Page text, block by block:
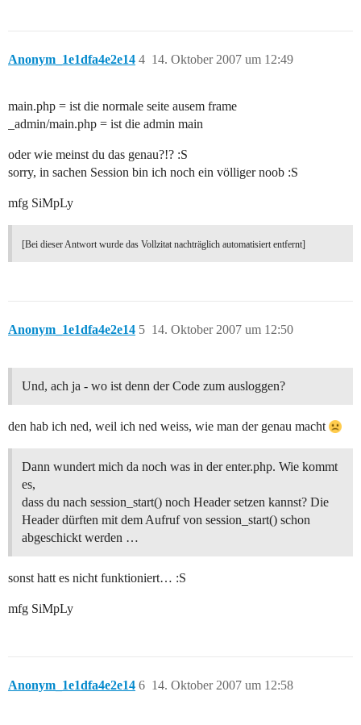
Anonym_1e1dfa4e2e14 14. Oktober 2007 um 12:49
4
main.php = ist die normale seite ausem frame
_admin/main.php = ist die admin main
oder wie meinst du das genau?!? :S
sorry, in sachen Session bin ich noch ein völliger noob :S
mfg SiMpLy
[Bei dieser Antwort wurde das Vollzitat nachträglich automatisiert entfernt]
Anonym_1e1dfa4e2e14 14. Oktober 2007 um 12:50
5
Und, ach ja - wo ist denn der Code zum ausloggen?
den hab ich ned, weil ich ned weiss, wie man der genau macht
Dann wundert mich da noch was in der enter.php. Wie kommt
es,
dass du nach session_start() noch Header setzen kannst? Die
Header dürften mit dem Aufruf von session_start() schon
abgeschickt werden …
sonst hatt es nicht funktioniert… :S
mfg SiMpLy
Anonym_1e1dfa4e2e14 14. Oktober 2007 um 12:58
6